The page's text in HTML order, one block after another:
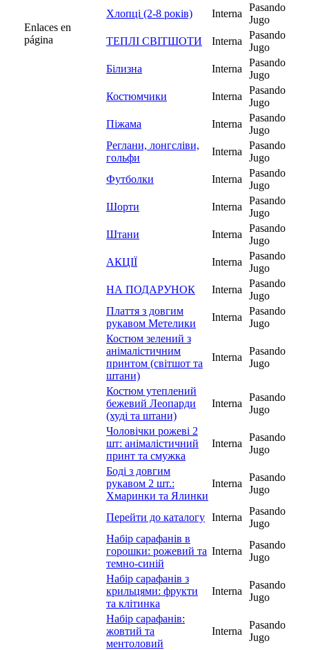
Enlaces en
página
Хлопці (2-8 років)
Interna
Pasando
Jugo
ТЕПЛІ СВІТШОТИ
Interna
Pasando
Jugo
Білизна
Interna
Pasando
Jugo
Костюмчики
Interna
Pasando
Jugo
Піжама
Interna
Pasando
Jugo
Реглани, лонгсліви,
гольфи
Interna
Pasando
Jugo
Футболки
Interna
Pasando
Jugo
Шорти
Interna
Pasando
Jugo
Штани
Interna
Pasando
Jugo
АКЦІЇ
Interna
Pasando
Jugo
НА ПОДАРУНОК
Interna
Pasando
Jugo
Плаття з довгим
рукавом Метелики
Interna
Pasando
Jugo
Костюм зелений з
анімалістичним
принтом (світшот та
штани)
Interna
Pasando
Jugo
Костюм утеплений
бежевий Леопарди
(худі та штани)
Interna
Pasando
Jugo
Чоловічки рожеві 2
шт: анімалістичний
принт та смужка
Interna
Pasando
Jugo
Боді з довгим
рукавом 2 шт.:
Хмаринки та Ялинки
Interna
Pasando
Jugo
Перейти до каталогу Interna
Pasando
Jugo
Набір сарафанів в
горошки: рожевий та
темно-синій
Interna
Pasando
Jugo
Набір сарафанів з
крильцями: фрукти
та клітинка
Interna
Pasando
Jugo
Набір сарафанів:
жовтий та
ментоловий
Interna
Pasando
Jugo